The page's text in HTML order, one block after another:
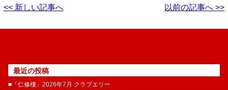
<< 新しい記事へ 以前の記事へ >>
最近の投稿
■「仁修樓」2026年7月 クラブエリー